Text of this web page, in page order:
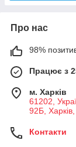
Про нас
98%
Працює з
м. Харків
61202,
92Б, Харків,
Контакти